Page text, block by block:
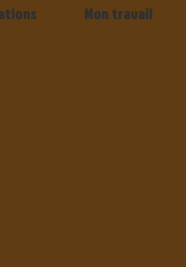
Mon travail